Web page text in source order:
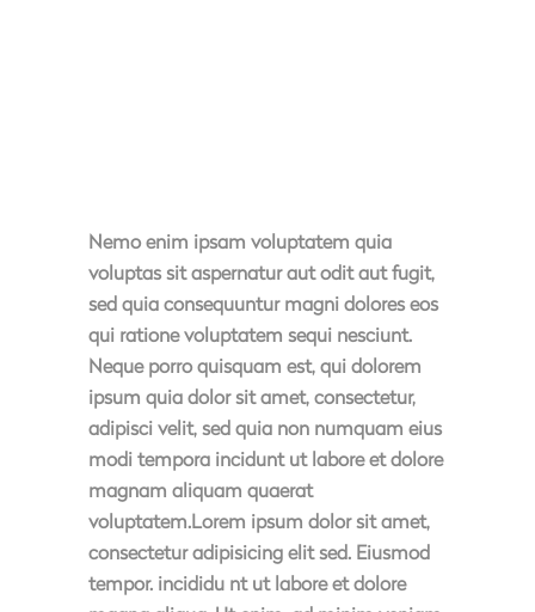
Nemo enim ipsam voluptatem quia
voluptas sit aspernatur aut odit aut fugit,
sed quia consequuntur magni dolores eos
qui ratione voluptatem sequi nesciunt.
Neque porro quisquam est, qui dolorem
ipsum quia dolor sit amet, consectetur,
adipisci velit, sed quia non numquam eius
modi tempora incidunt ut labore et dolore
magnam aliquam quaerat
voluptatem.Lorem ipsum dolor sit amet,
consectetur adipisicing elit sed. Eiusmod
tempor. incididu nt ut labore et dolore